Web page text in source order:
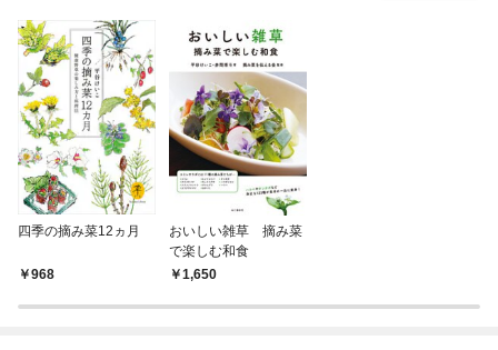
四季の摘み菜12ヵ月
968
おいしい雑草 摘み菜
で楽しむ和食
1,650